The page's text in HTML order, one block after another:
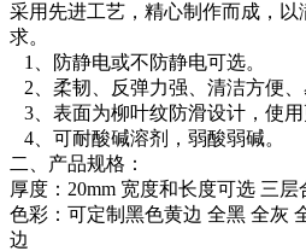
采用先进工艺，精心制作而成，
求。
1、防静电或不防静电可选。
2、柔韧、反弹力强、清洁方便、
3、表面为柳叶纹防滑设计，使用
4、可耐酸碱溶剂，弱酸弱碱。
二、产品规格：
厚度：20mm 宽度和长度可选 三层
色彩：可定制黑色黄边 全黑 全灰
边